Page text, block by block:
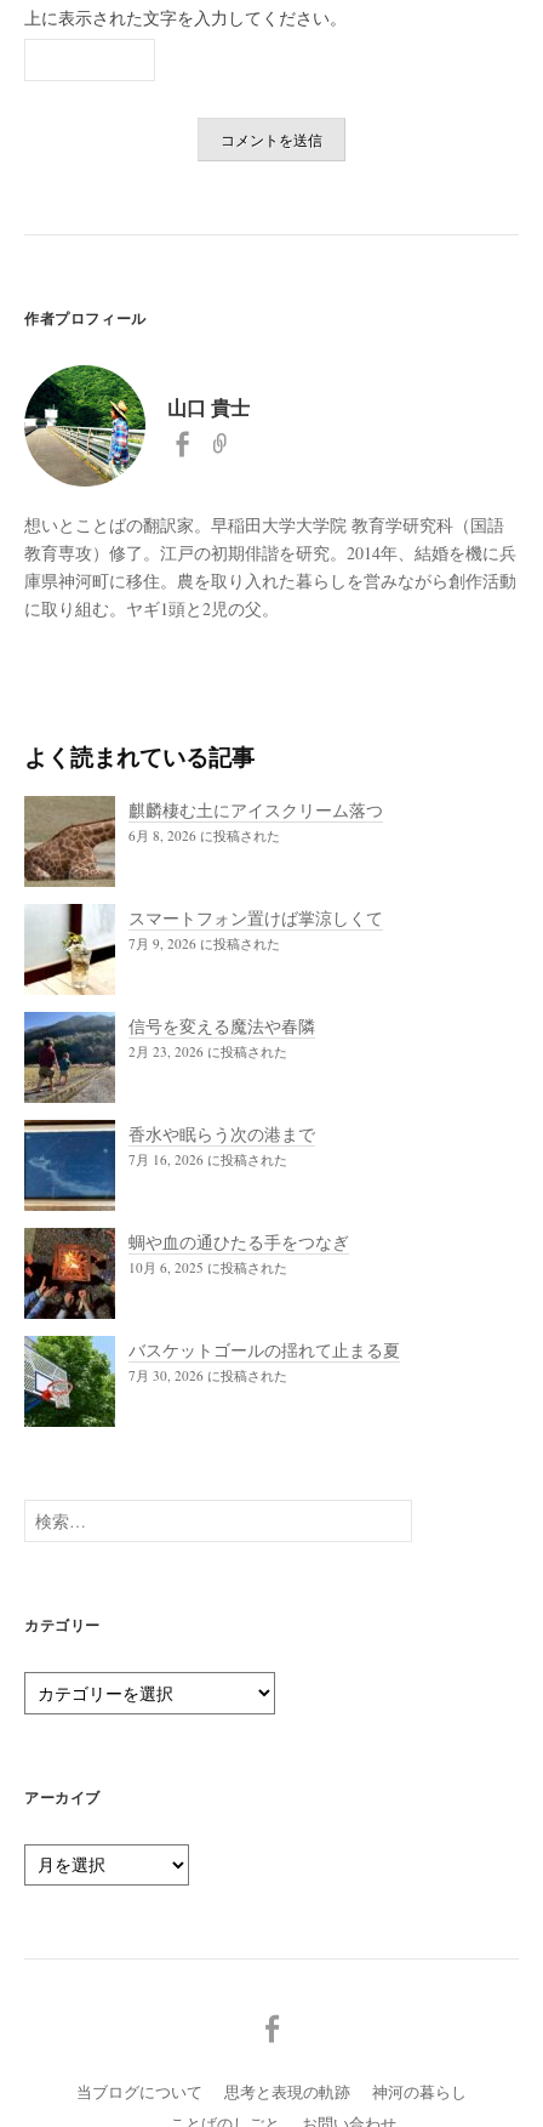
上に表示された文字を入力してください。
作者プロフィール
山口 貴士
想いとことばの翻訳家。早稲田大学大学院 教育学研究科（国語
教育専攻）修了。江戸の初期俳諧を研究。2014年、結婚を機に兵
庫県神河町に移住。農を取り入れた暮らしを営みながら創作活動
に取り組む。ヤギ1頭と2児の父。
よく読まれている記事
麒麟棲む土にアイスクリーム落つ
6月 8, 2026 に投稿された
スマートフォン置けば掌涼しくて
7月 9, 2026 に投稿された
信号を変える魔法や春隣
2月 23, 2026 に投稿された
香水や眠らう次の港まで
7月 16, 2026 に投稿された
蜩や血の通ひたる手をつなぎ
10月 6, 2025 に投稿された
バスケットゴールの揺れて止まる夏
7月 30, 2026 に投稿された
検
索:
カテゴリー
テ
ー
アーカイブ
ー
ュ
当ブログについて 思考と表現の軌跡
神河の暮らし